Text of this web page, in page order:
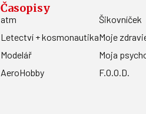
Časopisy
atm
Letectví + kosmonautika
Modelář
AeroHobby
Šikovníček
Moje
Moja
F.O.O.D.